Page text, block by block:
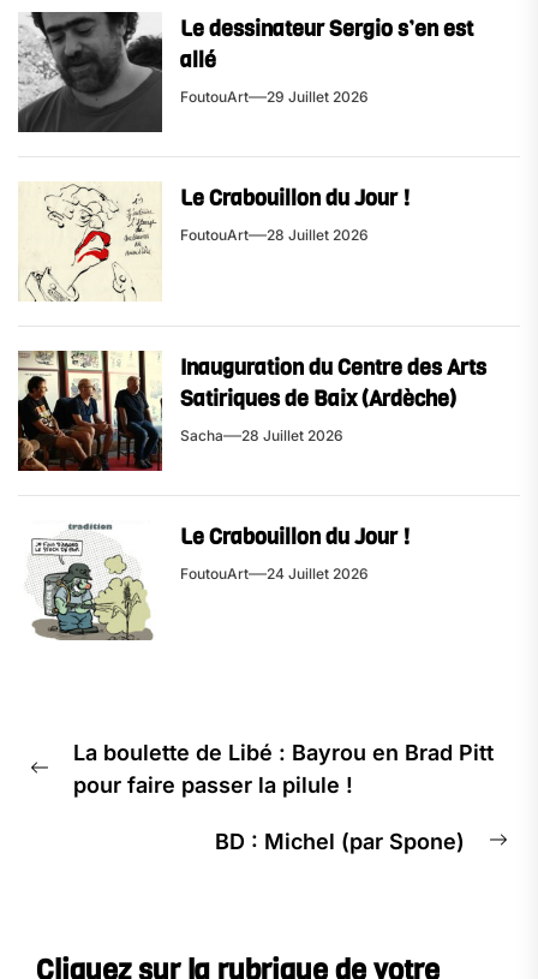
Le dessinateur Sergio s’en est
allé
FoutouArt 29 Juillet 2026
Le Crabouillon du Jour !
FoutouArt 28 Juillet 2026
Inauguration du Centre des Arts
Satiriques de Baix (Ardèche)
Sacha 28 Juillet 2026
Le Crabouillon du Jour !
FoutouArt 24 Juillet 2026
La boulette de Libé : Bayrou en Brad Pitt
pour faire passer la pilule !
BD : Michel (par Spone)
Cliquez sur la rubrique de votre